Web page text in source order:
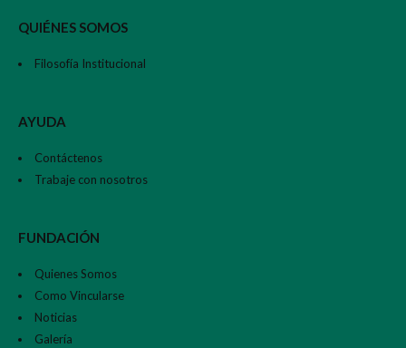
QUIÉNES SOMOS
Filosofía Institucional
AYUDA
Contáctenos
Trabaje con nosotros
FUNDACIÓN
Quienes Somos
Como Vincularse
Noticias
Galería